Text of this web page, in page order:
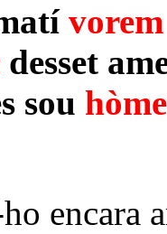
vorem
desset
sou
encara